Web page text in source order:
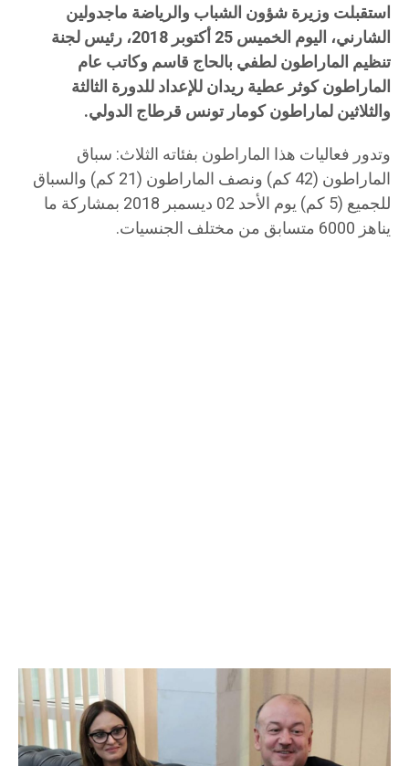
استقبلت وزيرة شؤون الشباب والرياضة ماجدولين
الشارني، اليوم الخميس 25 أكتوبر 2018، رئيس لجنة
تنظيم الماراطون لطفي بالحاج قاسم وكاتب عام
الماراطون كوثر عطية ريدان للإعداد للدورة الثالثة
والثلاثين لماراطون كومار تونس قرطاج الدولي.
وتدور فعاليات هذا الماراطون بفئاته الثلاث: سباق
الماراطون (42 كم) ونصف الماراطون (21 كم) والسباق
للجميع (5 كم) يوم الأحد 02 ديسمبر 2018 بمشاركة ما
يناهز 6000 متسابق من مختلف الجنسيات.